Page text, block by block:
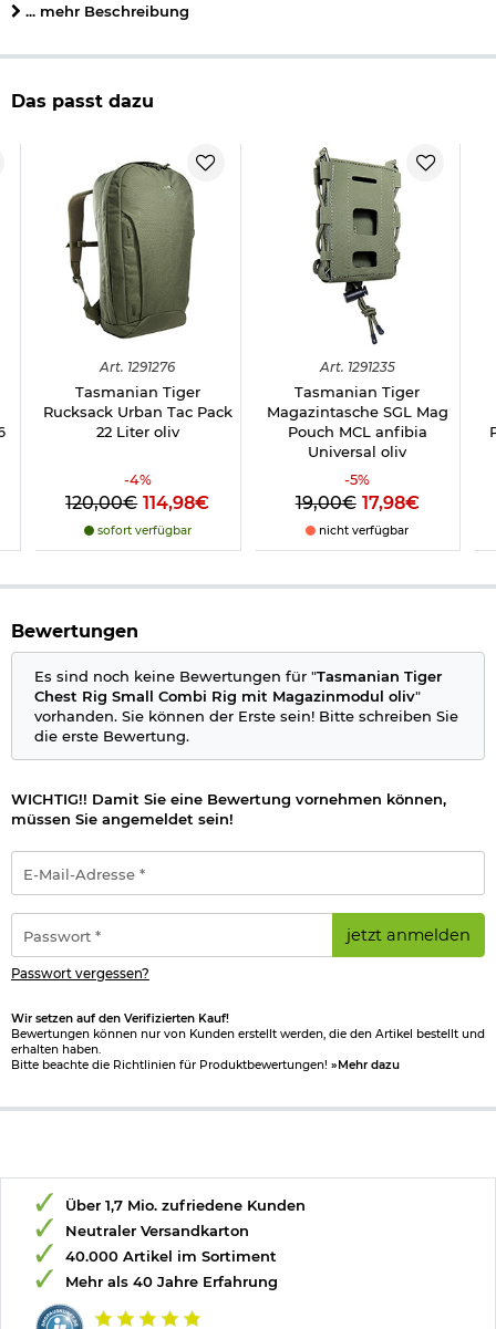
verstellbare, flach gepolsterte Träger
x Pistolen Magazine
Lasercut-MOLLE-System
abklettbare Zusatztasche
Carrier verwendet werden)
abnehmbare Lasercut-MOLLE Seitenflügel, geeignet für
Magazine und Pouches
Gewicht: 710 g
Material: Cordura 700 den
Farbe: oliv
Marke: Tasmanian Tiger
Herstellerinformationen
... mehr Beschreibung
Das passt dazu
Art. 1291276
Tasmanian Tiger
Rucksack Urban Tac Pack
22 Liter oliv
-4%
120,00€ 114,98€
sofort verfügbar
Art. 1291235
Tasmanian Tiger
Magazintasche SGL Mag
Pouch MCL anfibia
Universal oliv
-5%
19,00€ 17,98€
nicht verfügbar
Bewertungen
Es sind noch keine Bewertungen für "Tasmanian Tiger
Chest Rig Small Combi Rig mit Magazinmodul oliv"
vorhanden. Sie können der Erste sein! Bitte schreiben Sie
die erste Bewertung.
WICHTIG!! Damit Sie eine Bewertung vornehmen können,
müssen Sie angemeldet sein!
Mail-
Adresse
*
jetzt anmelden
Passwort vergessen?
Wir setzen auf den Verifizierten Kauf!
Bewertungen können nur von Kunden erstellt werden, die den Artikel bestellt und
erhalten haben.
Bitte beachte die Richtlinien für Produktbewertungen! »Mehr dazu
Über 1,7 Mio. zufriedene Kunden
Neutraler Versandkarton
40.000 Artikel im Sortiment
Mehr als 40 Jahre Erfahrung